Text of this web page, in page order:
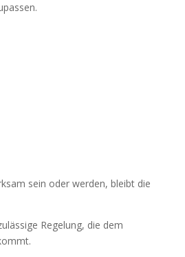
sein oder werden, bleibt die
Regelung, die dem